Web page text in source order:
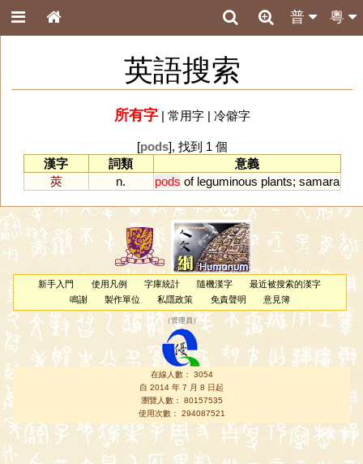
粵
普
英語搜索
所有字| 常用字| 冷僻字
[pods], 找到 1 個
漢字
詞類
意義
莢
n. pods of leguminous plants; samara
新手入門 使用凡例 字庫統計 隨機漢字
最近被搜索的漢字
鳴謝
製作單位 私隱政策 免責聲明 意見簿
（管理員 ）
在線人數： 3054
自 2014 年 7 月 8 日起
瀏覽人數： 80157535
使用次數： 294087521